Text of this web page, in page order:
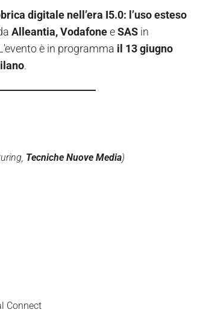
digitale nell’era I5.0: l’uso esteso
Alleantia, VodafoneeSAS in
è in programma il 13 giugno
.
Tecniche Nuove Media)
Connect